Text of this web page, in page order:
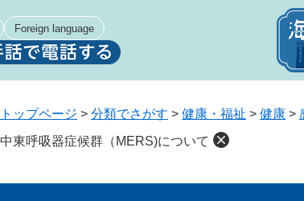
Foreign language
トップページ > 分類でさがす > 健康・福祉 > 健康 >
中東呼吸器症候群（MERS)について